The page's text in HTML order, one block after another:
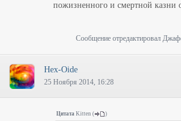
пожизненного и смертной казни
Сообщение отредактировал
Hex-Oide
25 Ноября 2014, 16:28
Цитата Kitten ( )